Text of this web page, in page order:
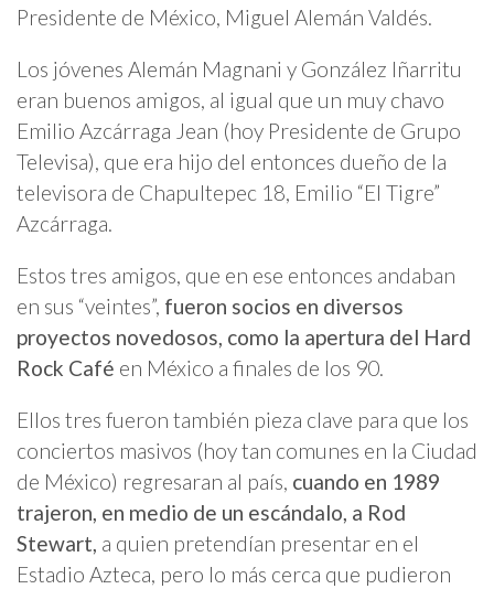
Presidente de México, Miguel Alemán Valdés.
Los jóvenes Alemán Magnani y González Iñarritu
eran buenos amigos, al igual que un muy chavo
Emilio Azcárraga Jean (hoy Presidente de Grupo
Televisa), que era hijo del entonces dueño de la
televisora de Chapultepec 18, Emilio “El Tigre”
Azcárraga.
Estos tres amigos, que en ese entonces andaban
en sus “veintes”, fueron socios en diversos
proyectos novedosos, como la apertura del Hard
Rock Café en México a finales de los 90.
Ellos tres fueron también pieza clave para que los
conciertos masivos (hoy tan comunes en la Ciudad
de México) regresaran al país, cuando en 1989
trajeron, en medio de un escándalo, a Rod
Stewart, a quien pretendían presentar en el
Estadio Azteca, pero lo más cerca que pudieron